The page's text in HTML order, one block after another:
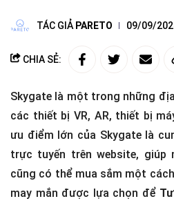
TÁC GIẢ PARETO 09/09/
CHIA SẺ:
Skygate là một trong những
các thiết bị VR, AR, thiết bị
ưu điểm lớn của Skygate là
trực tuyến trên website, giúp
cũng có thể mua sắm một
may mắn được lựa chọn để